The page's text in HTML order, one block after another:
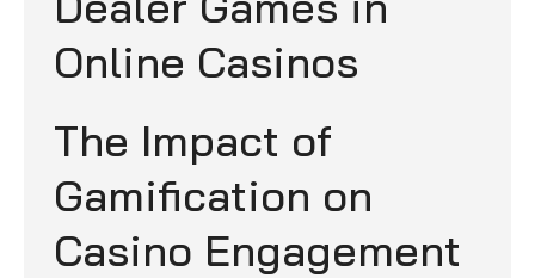
Online Casinos
The Impact of
Gamification on
Casino Engagement